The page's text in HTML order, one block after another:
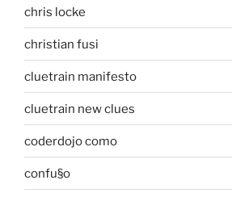
chris locke
christian fusi
cluetrain manifesto
cluetrain new clues
coderdojo como
confu§o